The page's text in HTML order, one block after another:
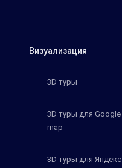
Визуализация
3D туры
3D туры для Google
map
3D туры для Яндекс